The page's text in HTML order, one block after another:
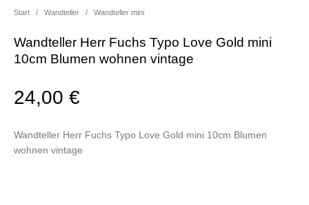
Start / Wandteller / Wandteller mini
Wandteller Herr Fuchs Typo Love Gold mini
10cm Blumen wohnen vintage
24,00€
Wandteller Herr Fuchs Typo Love Gold mini 10cm Blumen
wohnen vintage